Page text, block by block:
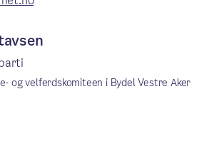
og velferdskomiteen i Bydel Vestre Aker